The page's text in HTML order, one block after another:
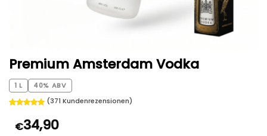
Premium Amsterdam Vodka
1 L 40% ABV
4.92
von 5,
(371 Kundenrezensionen)
€34,90